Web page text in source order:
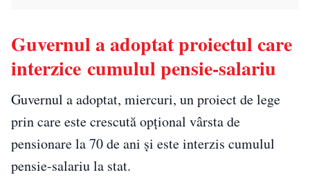
Guvernul a adoptat proiectul care
interzice cumulul pensie-salariu
Guvernul a adoptat, miercuri, un proiect de lege
prin care este crescută opțional vârsta de
pensionare la 70 de ani și este interzis cumulul
pensie-salariu la stat.